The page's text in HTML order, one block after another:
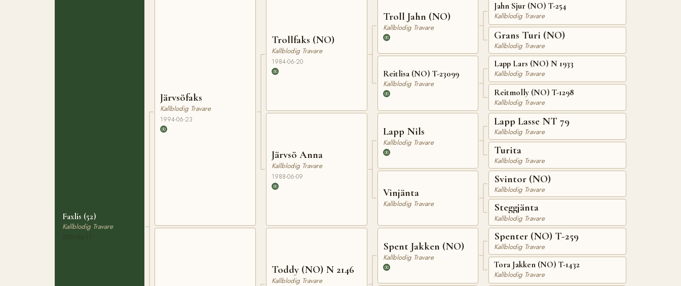
Faxlis (52)
Kallblodig Travare
Järvsöfaks
Kallblodig Travare
1994-06-23
Trollfaks (NO)
Kallblodig Travare
1984-06-20
Järvsö Anna
Kallblodig Travare
1988-06-09
Toddy (NO) N 2146
Kallblodig Travare
Troll Jahn (NO)
Kallblodig Travare
Reitlisa (NO) T-23099
Kallblodig Travare
Lapp Nils
Kallblodig Travare
Vinjänta
Kallblodig Travare
Spent Jakken (NO)
Kallblodig Travare
Jahn Sjur (NO) T-254
Kallblodig Travare
Grans Turi (NO)
Kallblodig Travare
Lapp Lars (NO) N 1933
Kallblodig Travare
Reitmolly (NO) T-1298
Kallblodig Travare
Lapp Lasse NT 79
Kallblodig Travare
Turita
Kallblodig Travare
Svintor (NO)
Kallblodig Travare
Steggjänta
Kallblodig Travare
Spenter (NO) T-259
Kallblodig Travare
Tora Jakken (NO) T-1432
Kallblodig Travare